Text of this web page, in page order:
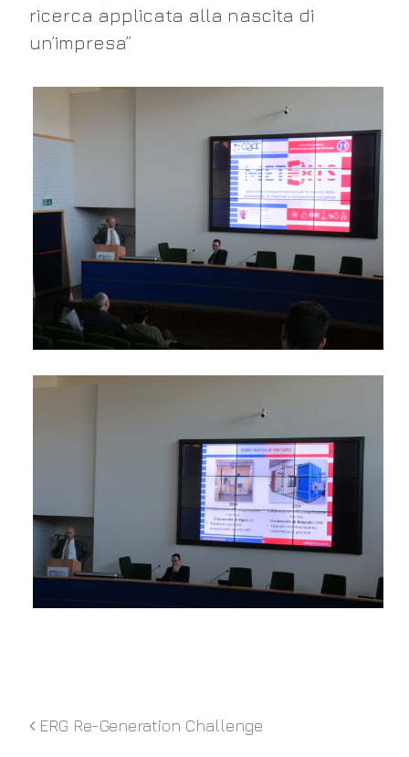
ricerca applicata alla nascita di
un’impresa”
ERG Re-Generation Challenge